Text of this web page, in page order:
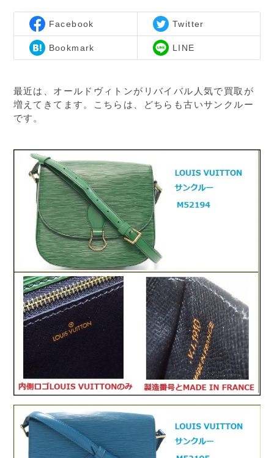
Facebook Twitter
Bookmark LINE
最近は、オールドヴィトンがリバイバル人気で買取が
増えてきてます。こちらは、どちらも古いサンクルー
です。